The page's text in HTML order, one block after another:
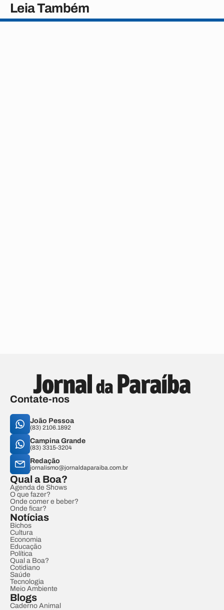
Leia Também
Contate-nos
João Pessoa
(83) 2106.1892
Campina Grande
(83) 3315-3204
Redação
jornalismo@jornaldaparaiba.com.br
Qual a Boa?
Agenda de Shows
O que fazer?
Onde comer e beber?
Onde ficar?
Notícias
Bichos
Cultura
Economia
Educação
Política
Qual a Boa?
Cotidiano
Saúde
Tecnologia
Meio Ambiente
Blogs
Caderno Animal